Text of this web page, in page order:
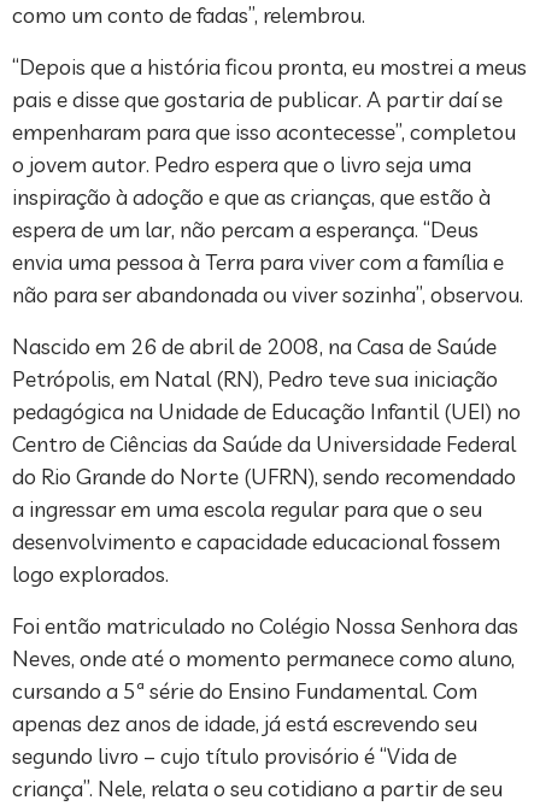
como um conto de fadas”, relembrou.
“Depois que a história ficou pronta, eu mostrei a meus
pais e disse que gostaria de publicar. A partir daí se
empenharam para que isso acontecesse”, completou
o jovem autor. Pedro espera que o livro seja uma
inspiração à adoção e que as crianças, que estão à
espera de um lar, não percam a esperança. “Deus
envia uma pessoa à Terra para viver com a família e
não para ser abandonada ou viver sozinha”, observou.
Nascido em 26 de abril de 2008, na Casa de Saúde
Petrópolis, em Natal (RN), Pedro teve sua iniciação
pedagógica na Unidade de Educação Infantil (UEI) no
Centro de Ciências da Saúde da Universidade Federal
do Rio Grande do Norte (UFRN), sendo recomendado
a ingressar em uma escola regular para que o seu
desenvolvimento e capacidade educacional fossem
logo explorados.
Foi então matriculado no Colégio Nossa Senhora das
Neves, onde até o momento permanece como aluno,
cursando a 5ª série do Ensino Fundamental. Com
apenas dez anos de idade, já está escrevendo seu
segundo livro – cujo título provisório é “Vida de
criança”. Nele, relata o seu cotidiano a partir de seu